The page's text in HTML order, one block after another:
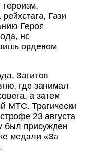
Гази
Героя
но
орденом
Загитов
где занимал
а затем
МТС. Трагически
23 августа
был присужден
медали «За